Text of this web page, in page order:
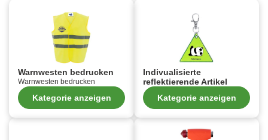
Warnwesten bedrucken
Warnwesten bedrucken
Kategorie anzeigen
Indivualisierte
reflektierende Artikel
Kategorie anzeigen